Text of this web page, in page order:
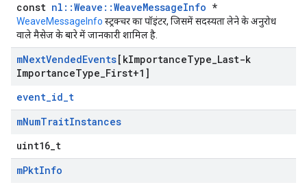
const nl::Weave::WeaveMessageInfo *
WeaveMessageInfo स्ट्रक्चर का पॉइंटर, जिसमें सदस्यता लेने के अनुरोध
वाले मैसेज के बारे में जानकारी शामिल है.
mNextVendedEvents[kImportanceType Last-k
ImportanceType First+1]
event_id_t
mNumTraitInstances
uint16_t
mPktInfo